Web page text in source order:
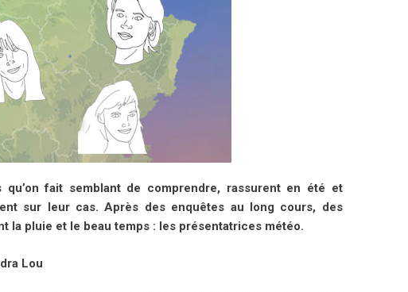
fait semblant de comprendre, rassurent en été et
sur leur cas. Après des enquêtes au long cours, des
la pluie et le beau temps : les présentatrices météo.
Lou